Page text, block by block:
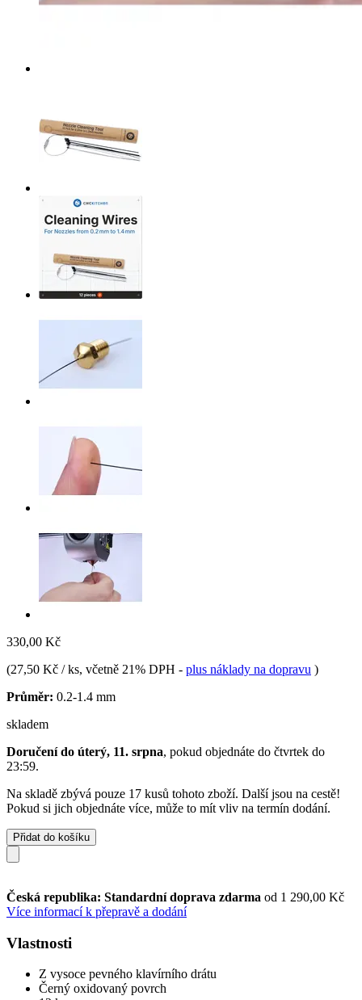
330,00 Kč
(27,50 Kč / ks, včetně 21% DPH - plus náklady na dopravu )
Průměr: 0.2-1.4 mm
skladem
Doručení do úterý, 11. srpna, pokud objednáte do čtvrtek do
23:59.
Na skladě zbývá pouze 17 kusů tohoto zboží. Další jsou na cestě!
Pokud si jich objednáte více, může to mít vliv na termín dodání.
Přidat do košíku
Česká republika: Standardní doprava zdarma od 1 290,00 Kč
Více informací k přepravě a dodání
Vlastnosti
Z vysoce pevného klavírního drátu
Černý oxidovaný povrch